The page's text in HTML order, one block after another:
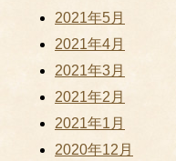
2021年5月
2021年4月
2021年3月
2021年2月
2021年1月
2020年12月